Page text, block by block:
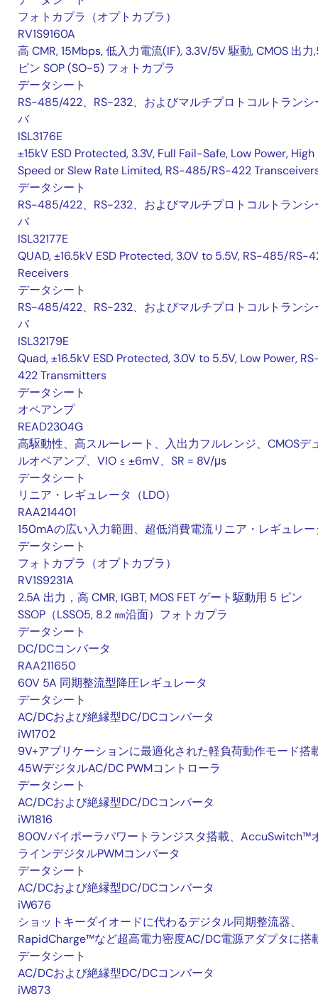
フォトカプラ（オプトカプラ）
RV1S9160A
高 CMR, 15Mbps, 低入力電流(IF), 3.3V/5V 駆動, CMOS 出力
ピン SOP (SO-5) フォトカプラ
データシート
RS-485/422、RS-232、およびマルチプロトコルトランシ
バ
ISL3176E
±15kV ESD Protected, 3.3V, Full Fail-Safe, Low Power, High
Speed or Slew Rate Limited, RS-485/RS-422
データシート
RS-485/422、RS-232、およびマルチプロトコルトランシ
バ
ISL32177E
QUAD, ±16.5kV ESD Protected, 3.0V to 5.5V, RS-485/RS-
Receivers
データシート
RS-485/422、RS-232、およびマルチプロトコルトランシ
バ
ISL32179E
Quad, ±16.5kV ESD Protected, 3.0V to 5.5V, Low Power,
422 Transmitters
データシート
オペアンプ
READ2304G
高駆動性、高スルーレート、入出力フルレンジ、CMOSデ
ルオペアンプ、VIO ≤ ±6mV、SR = 8V/μs
データシート
リニア・レギュレータ（LDO）
RAA214401
150mAの広い入力範囲、超低消費電流リニア・レギュレー
データシート
フォトカプラ（オプトカプラ）
RV1S9231A
2.5A 出力，高 CMR, IGBT, MOS FET ゲート駆動用 5 ピン
SSOP（LSSO5, 8.2 ㎜沿面）フォトカプラ
データシート
DC/DCコンバータ
RAA211650
60V 5A 同期整流型降圧レギュレータ
データシート
AC/DCおよび絶縁型DC/DCコンバータ
iW1702
9V+アプリケーションに最適化された軽負荷動作モード搭
45WデジタルAC/DC PWMコントローラ
データシート
AC/DCおよび絶縁型DC/DCコンバータ
iW1816
800Vバイポーラパワートランジスタ搭載、AccuSwitch™
ラインデジタルPWMコンバータ
データシート
AC/DCおよび絶縁型DC/DCコンバータ
iW676
ショットキーダイオードに代わるデジタル同期整流器、
RapidCharge™など超高電力密度AC/DC電源アダプタに搭
データシート
AC/DCおよび絶縁型DC/DCコンバータ
iW873